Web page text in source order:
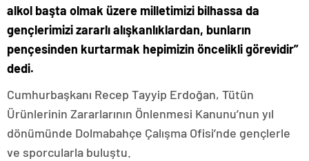
alkol başta olmak üzere milletimizi bilhassa da
gençlerimizi zararlı alışkanlıklardan, bunların
pençesinden kurtarmak hepimizin öncelikli görevidir”
dedi.
Cumhurbaşkanı Recep Tayyip Erdoğan, Tütün
Ürünlerinin Zararlarının Önlenmesi Kanunu’nun yıl
dönümünde Dolmabahçe Çalışma Ofisi’nde gençlerle
ve sporcularla buluştu.